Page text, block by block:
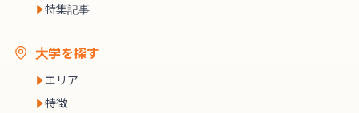
特集記事
大学を探す
エリア
特徴